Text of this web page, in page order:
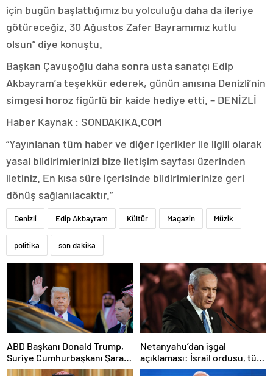
için bugün başlattığımız bu yolculuğu daha da ileriye
götüreceğiz. 30 Ağustos Zafer Bayramımız kutlu
olsun” diye konuştu.
Başkan Çavuşoğlu daha sonra usta sanatçı Edip
Akbayram’a teşekkür ederek, günün anısına Denizli’nin
simgesi horoz figürlü bir kaide hediye etti. – DENİZLİ
Haber Kaynak : SONDAKIKA.COM
“Yayınlanan tüm haber ve diğer içerikler ile ilgili olarak
yasal bildirimlerinizi bize iletişim sayfası üzerinden
iletiniz. En kısa süre içerisinde bildirimlerinize geri
dönüş sağlanılacaktır.”
Denizli Edip Akbayram Kültür Magazin Müzik
politika son dakika
ABD Başkanı Donald Trump,
Suriye Cumhurbaşkanı Şara
ile görüşecek
Netanyahu’dan işgal
açıklaması: İsrail ordusu, tüm
gücüyle Gazze’ye girecek